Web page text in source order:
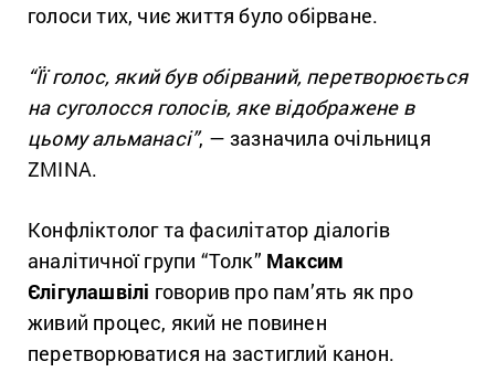
голоси тих, чиє життя було обірване.
“Її голос, який був обірваний, перетворюється
на суголосся голосів, яке відображене в
цьому альманасі”, — зазначила очільниця
ZMINA.
Конфліктолог та фасилітатор діалогів
аналітичної групи “Толк” Максим
Єлігулашвілі говорив про пам’ять як про
живий процес, який не повинен
перетворюватися на застиглий канон.